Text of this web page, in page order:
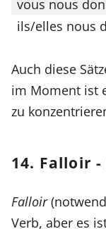
vous nous
ils/elles nous
Auch diese
im Moment ist
zu
14. Falloir
Falloir
Verb, aber es